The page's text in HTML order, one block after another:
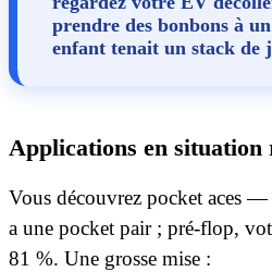
prendre des bonbons à
enfant tenait un stack de
Applications en situation
Vous découvrez pocket aces
a une pocket pair ; pré-flop,
81 %. Une grosse mise :